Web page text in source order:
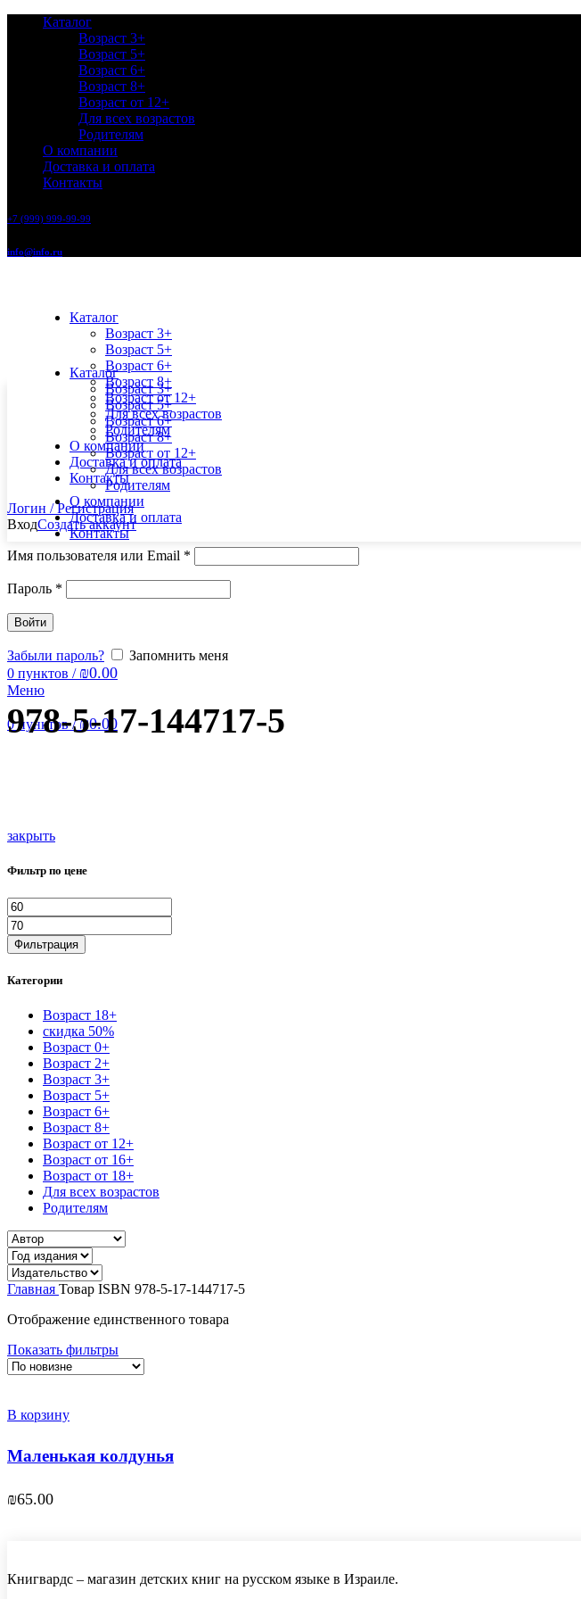
Каталог
Возраст 3+
Возраст 5+
Возраст 6+
Возраст 8+
Возраст от 12+
Для всех возрастов
Родителям
О компании
Доставка и оплата
Контакты
+7 (999) 999-99-99
info@info.ru
Каталог
Возраст 3+
Возраст 5+
Возраст 6+
Возраст 8+
Возраст от 12+
Для всех возрастов
Родителям
О компании
Доставка и оплата
Контакты
Логин / Регистрация
ВходСоздать аккаунт
Имя пользователя или Email *
Пароль *
Войти
Забыли пароль?
Запомнить меня
0 пунктов / ₪0.00
Меню
0пунктов / ₪0.00
Каталог
Возраст 3+
Возраст 5+
Возраст 6+
Возраст 8+
Возраст от 12+
Для всех возрастов
Родителям
О компании
Доставка и оплата
Контакты
978-5-17-144717-5
закрыть
Фильтр по цене
Минимальная
цена
цена
Фильтрация
Категории
Возраст 18+
скидка 50%
Возраст 0+
Возраст 2+
Возраст 3+
Возраст 5+
Возраст 6+
Возраст 8+
Возраст от 12+
Возраст от 16+
Возраст от 18+
Для всех возрастов
Родителям
Главная Товар ISBN 978-5-17-144717-5
Отображение единственного товара
Показать фильтры
В корзину
Маленькая колдунья
₪65.00
Книгвардс – магазин детских книг на русском языке в Израиле.